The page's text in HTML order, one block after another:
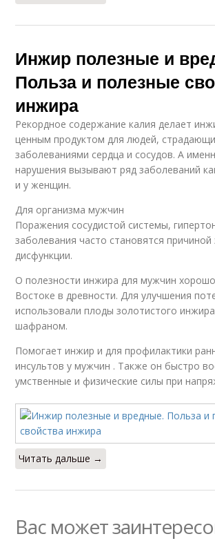
Инжир полезные и
Польза и полезные
инжира
Рекордное содержание калия делает
ценным продуктом для людей,
заболеваниями сердца и сосудов. А
нарушения вызывают ряд заболеваний
и у женщин.
Для организма мужчин
Поражения сосудистой системы,
заболевания часто становятся причиной
дисфункции.
О полезности инжира для мужчин
Востоке в древности. Для улучшения
использовали плоды золотистого
шафраном.
Помогает инжир и для профилактики
инсультов у мужчин . Также он быстро
умственные и физические силы при
Читать дальше →
Вас может